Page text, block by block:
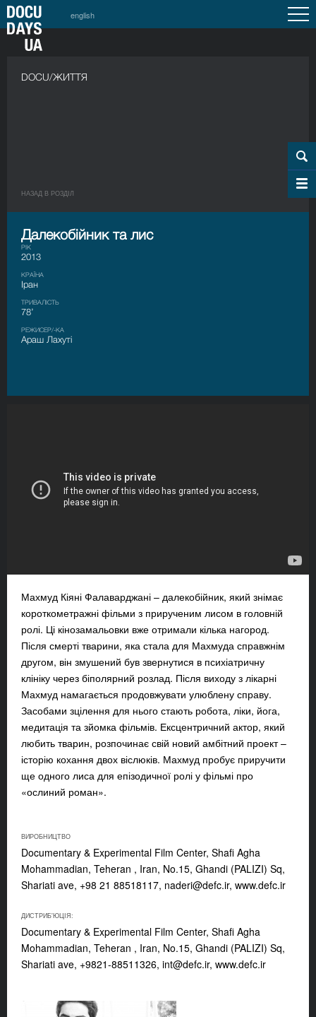
english
DOCU/ЖИТТЯ
НАЗАД В РОЗДIЛ
Далекобійник та лис
РІК
2013
КРАЇНА
Іран
ТРИВАЛІСТЬ
78’
РЕЖИСЕР/-КА
Араш Лахуті
Махмуд Кіяні Фалаварджані – далекобійник, який знімає
короткометражні фільми з прирученим лисом в головній
ролі. Ці кінозамальовки вже отримали кілька нагород.
Після смерті тварини, яка стала для Махмуда справжнім
другом, він змушений був звернутися в психіатричну
клініку через біполярний розлад. Після виходу з лікарні
Махмуд намагається продовжувати улюблену справу.
Засобами зцілення для нього стають робота, ліки, йога,
медитація та зйомка фільмів. Ексцентричний актор, який
любить тварин, розпочинає свій новий амбітний проект –
історію кохання двох віслюків. Махмуд пробує приручити
ще одного лиса для епізодичної ролі у фільмі про
«ослиний роман».
ВИРОБНИЦТВО
Documentary & Experimental Film Center, Shafi Agha
Mohammadian, Teheran , Iran, No.15, Ghandi (PALIZI) Sq,
Shariati ave, +98 21 88518117, naderi@defc.ir, www.defc.ir
ДИСТРИБ'ЮЦІЯ:
Documentary & Experimental Film Center, Shafi Agha
Mohammadian, Teheran , Iran, No.15, Ghandi (PALIZI) Sq,
Shariati ave, +9821-88511326, int@defc.ir, www.defc.ir